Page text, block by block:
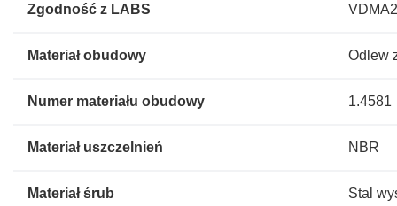
Zgodność z LABS
Materiał obudowy Odlew
Numer materiału obudowy 1.4581
Materiał uszczelnień NBR
Materiał śrub Stal